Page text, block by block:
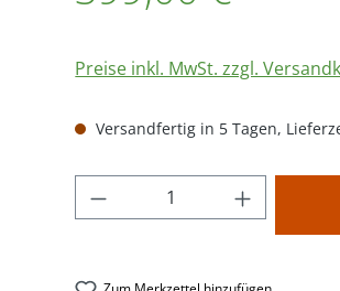
Preise inkl. MwSt. zzgl.
Versandfertig in 5 Tagen,
Produkt Anzahl: